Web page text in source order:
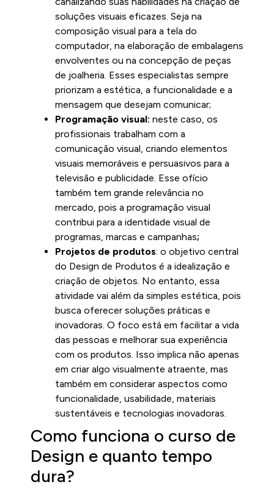
soluções visuais eficazes. Seja na
composição visual para a tela do
computador, na elaboração de embalagens
envolventes ou na concepção de peças
de joalheria. Esses especialistas sempre
priorizam a estética, a funcionalidade e a
mensagem que desejam comunicar;
Programação visual: neste caso, os
profissionais trabalham com a
comunicação visual, criando elementos
visuais memoráveis e persuasivos para a
televisão e publicidade. Esse ofício
também tem grande relevância no
mercado, pois a programação visual
contribui para a identidade visual de
programas, marcas e campanhas;
Projetos de produtos: o objetivo central
do Design de Produtos é a idealização e
criação de objetos. No entanto, essa
atividade vai além da simples estética, pois
busca oferecer soluções práticas e
inovadoras. O foco está em facilitar a vida
das pessoas e melhorar sua experiência
com os produtos. Isso implica não apenas
em criar algo visualmente atraente, mas
também em considerar aspectos como
funcionalidade, usabilidade, materiais
sustentáveis e tecnologias inovadoras.
Como funciona o curso de
Design e quanto tempo
dura?